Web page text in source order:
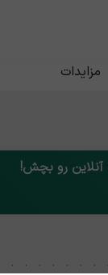
مزایدات
رو بچش!